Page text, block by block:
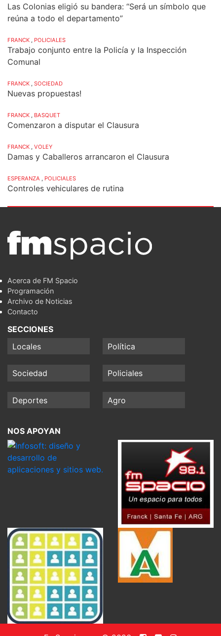
Las Colonias eligió su bandera: “Será un símbolo que
reúna a todo el departamento”
FRANCK , POLICIALES
Trabajo conjunto entre la Policía y la Inspección
Comunal
FRANCK , SOCIEDAD
Nuevas propuestas!
FRANCK , BASQUET
Comenzaron a disputar el Clausura
FRANCK , VOLEY
Damas y Caballeros arrancaron el Clausura
ESPERANZA , POLICIALES
Controles vehiculares de rutina
Acerca de FM Spacio
Programación
Archivo de Noticias
Contacto
SECCIONES
Locales
Política
Sociedad Policiales
Deportes Agro
NOS APOYAN